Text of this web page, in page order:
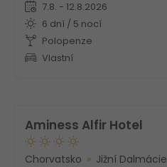
7.8. - 12.8.2026
6 dní / 5 nocí
Polopenze
Vlastní
Aminess Alfir Hotel
Chorvatsko Jižní Dalmácie